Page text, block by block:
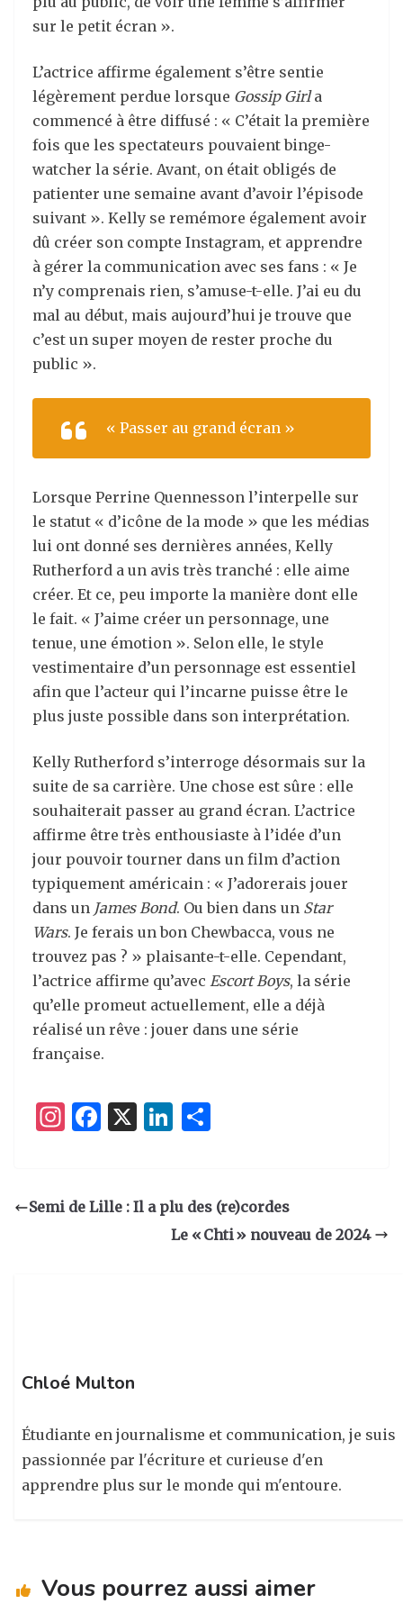
sur le petit écran ».
L’actrice affirme également s’être sentie
légèrement perdue lorsque Gossip Girla
commencé à être diffusé : « C’était la première
fois que les spectateurs pouvaient binge-
watcher la série. Avant, on était obligés de
patienter une semaine avant d’avoir l’épisode
suivant ». Kelly se remémore également avoir
dû créer son compte Instagram, et apprendre
à gérer la communication avec ses fans : « Je
n’y comprenais rien, s’amuse-t-elle. J’ai eu du
mal au début, mais aujourd’hui je trouve que
c’est un super moyen de rester proche du
public ».
« Passer au grand écran »
Lorsque Perrine Quennesson l’interpelle sur
le statut « d’icône de la mode » que les médias
lui ont donné ses dernières années, Kelly
Rutherford a un avis très tranché : elle aime
créer. Et ce, peu importe la manière dont elle
le fait. « J’aime créer un personnage, une
tenue, une émotion ». Selon elle, le style
vestimentaire d’un personnage est essentiel
afin que l’acteur qui l’incarne puisse être le
plus juste possible dans son interprétation.
Kelly Rutherford s’interroge désormais sur la
suite de sa carrière. Une chose est sûre : elle
souhaiterait passer au grand écran. L’actrice
affirme être très enthousiaste à l’idée d’un
jour pouvoir tourner dans un film d’action
typiquement américain : « J’adorerais jouer
dans un James Bond. Ou bien dans un Star
Wars. Je ferais un bon Chewbacca, vous ne
trouvez pas ? » plaisante-t-elle. Cependant,
l’actrice affirme qu’avec Escort Boys, la série
qu’elle promeut actuellement, elle a déjà
réalisé un rêve : jouer dans une série
française.
I
a
F
e
X
Li
e
dI
g
er
Semi de Lille : Il a plu des (re)cordes
Le « Chti » nouveau de 2024
Chloé Multon
Étudiante en journalisme et communication, je suis
passionnée par l'écriture et curieuse d'en
apprendre plus sur le monde qui m'entoure.
Vous pourrez aussi aimer